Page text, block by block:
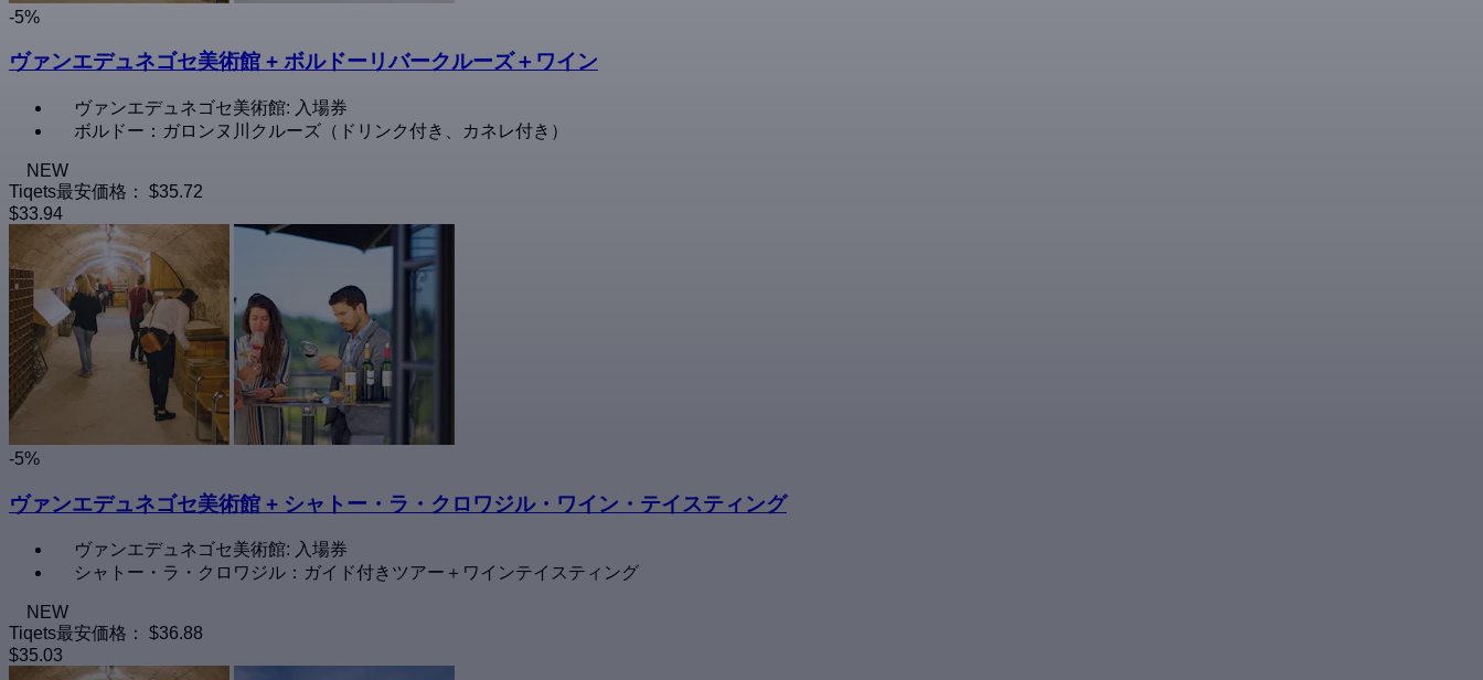
-5%
ヴァンエデュネゴセ美術館 + ボルドーリバークルーズ＋ワイン
ヴァンエデュネゴセ美術館: 入場券
ボルドー：ガロンヌ川クルーズ（ドリンク付き、カネレ付き）
NEW
Tiqets最安価格：
$35.72
$33.94
-5%
ヴァンエデュネゴセ美術館 + シャトー・ラ・クロワジル・ワイン・テイスティング
ヴァンエデュネゴセ美術館: 入場券
シャトー・ラ・クロワジル：ガイド付きツアー＋ワインテイスティング
NEW
Tiqets最安価格：
$36.88
$35.03